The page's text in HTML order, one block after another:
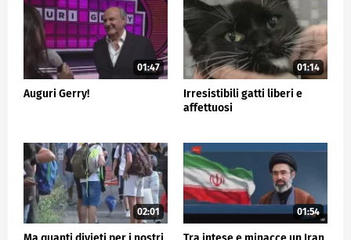
01:47
Auguri Gerry!
01:14
Irresistibili gatti liberi e
affettuosi
02:01 01:54